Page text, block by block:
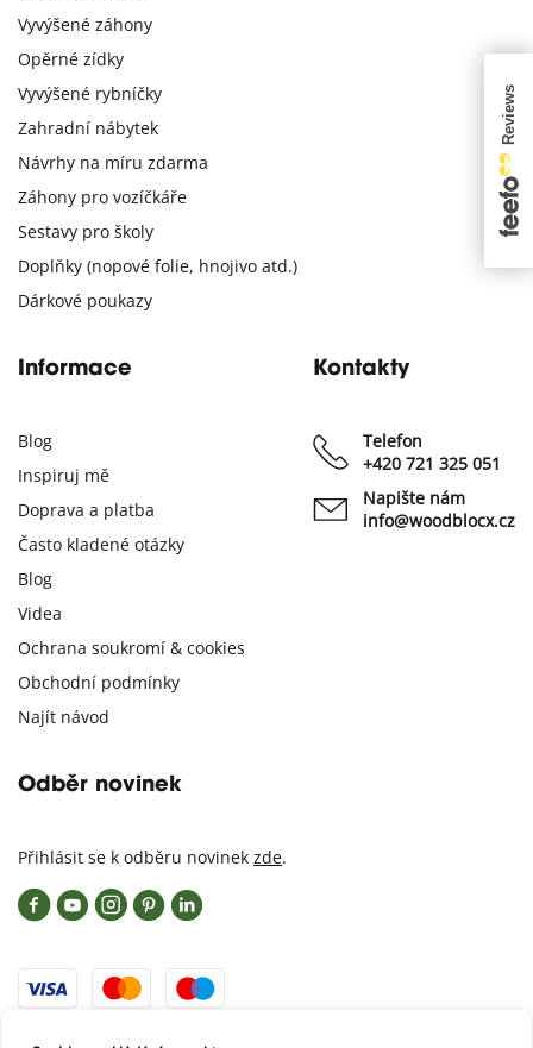
Vyvýšené záhony
Opěrné zídky
Vyvýšené rybníčky
Zahradní nábytek
Návrhy na míru zdarma
Záhony pro vozíčkáře
Sestavy pro školy
Doplňky (nopové folie, hnojivo atd.)
Dárkové poukazy
Informace
Blog
Inspiruj mě
Doprava a platba
Často kladené otázky
Blog
Videa
Ochrana soukromí & cookies
Obchodní podmínky
Najít návod
Kontakty
Telefon
+420 721 325 051
Napište nám
info@woodblocx.cz
Odběr novinek
Přihlásit se k odběru novinek zde.